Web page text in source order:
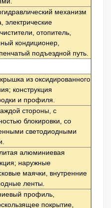
механизм
электрические
отопитель,
кондиционер,
подъездной путь.
из оксидированного
конструкция
и профиля.
стороны, с
блокировки, со
светодиодными
алюминиевая
наружные
маячки, внутренние
ленты.
профиль,
покрытие,